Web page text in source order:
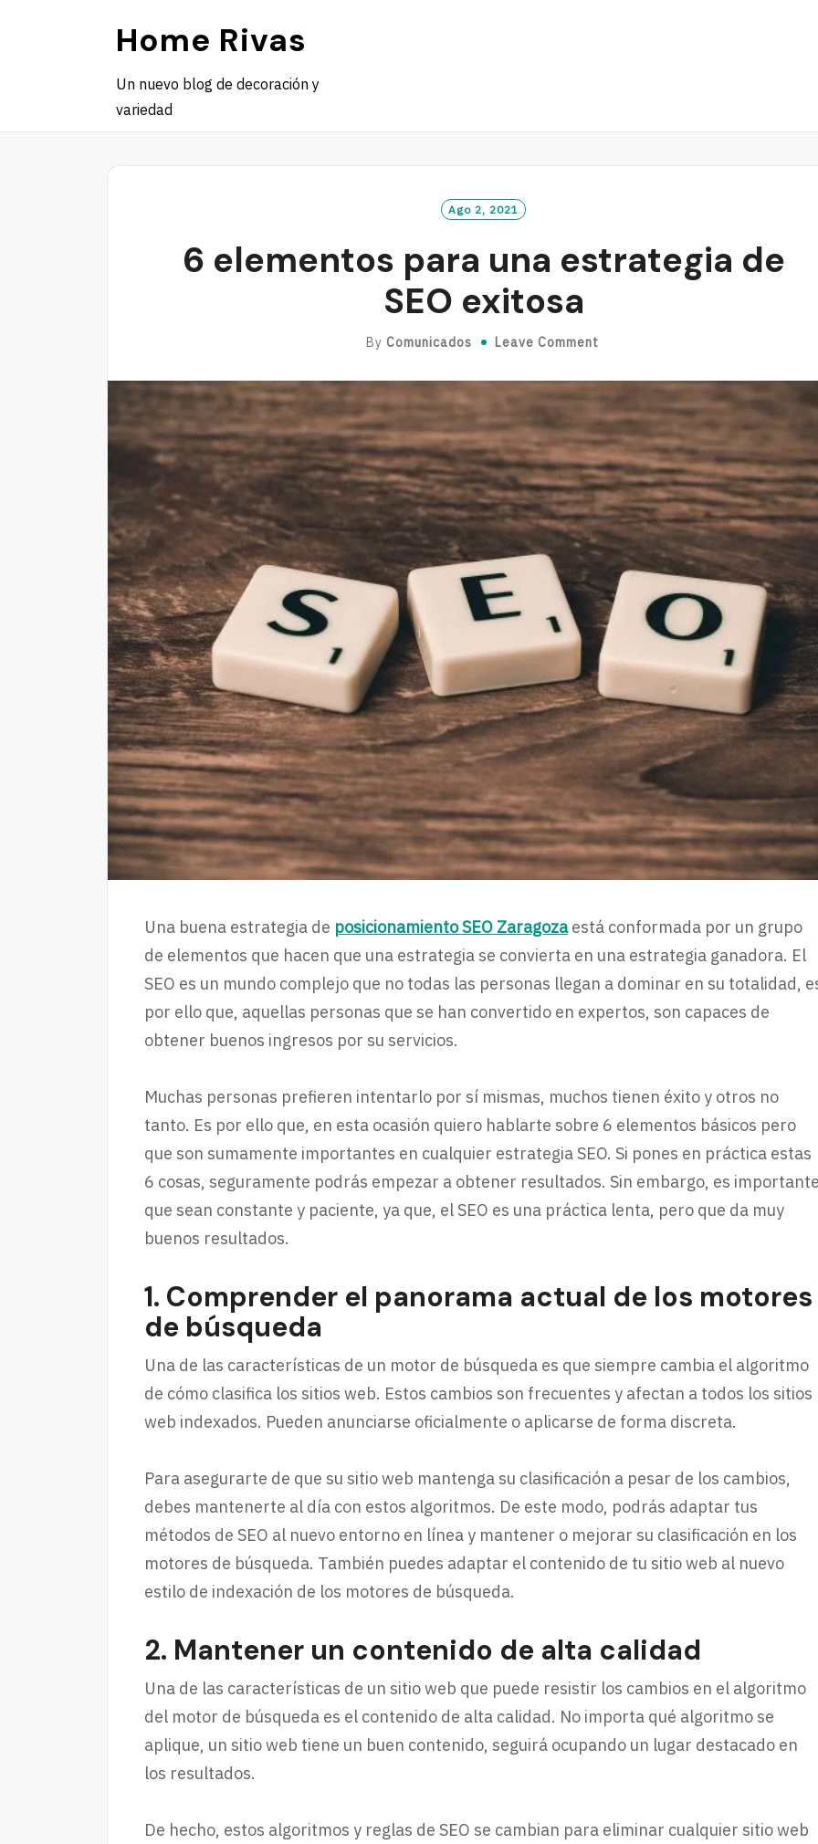
Home Rivas
Un nuevo blog de decoración y
variedad
Ago 2, 2021
6 elementos para una estrategia de
SEO exitosa
By Comunicados Leave Comment
Una buena estrategia de posicionamiento SEO Zaragoza está conformada por un grupo
de elementos que hacen que una estrategia se convierta en una estrategia ganadora. El
SEO es un mundo complejo que no todas las personas llegan a dominar en su totalidad,
por ello que, aquellas personas que se han convertido en expertos, son capaces de
obtener buenos ingresos por su servicios.
Muchas personas prefieren intentarlo por sí mismas, muchos tienen éxito y otros no
tanto. Es por ello que, en esta ocasión quiero hablarte sobre 6 elementos básicos pero
que son sumamente importantes en cualquier estrategia SEO. Si pones en práctica estas
6 cosas, seguramente podrás empezar a obtener resultados. Sin embargo, es
que sean constante y paciente, ya que, el SEO es una práctica lenta, pero que da muy
buenos resultados.
1. Comprender el panorama actual de los motores
de búsqueda
Una de las características de un motor de búsqueda es que siempre cambia el algoritmo
de cómo clasifica los sitios web. Estos cambios son frecuentes y afectan a todos los sitios
web indexados. Pueden anunciarse oficialmente o aplicarse de forma discreta.
Para asegurarte de que su sitio web mantenga su clasificación a pesar de los cambios,
debes mantenerte al día con estos algoritmos. De este modo, podrás adaptar tus
métodos de SEO al nuevo entorno en línea y mantener o mejorar su clasificación en los
motores de búsqueda. También puedes adaptar el contenido de tu sitio web al nuevo
estilo de indexación de los motores de búsqueda.
2. Mantener un contenido de alta calidad
Una de las características de un sitio web que puede resistir los cambios en el algoritmo
del motor de búsqueda es el contenido de alta calidad. No importa qué algoritmo se
aplique, un sitio web tiene un buen contenido, seguirá ocupando un lugar destacado en
los resultados.
De hecho, estos algoritmos y reglas de SEO se cambian para eliminar cualquier sitio web